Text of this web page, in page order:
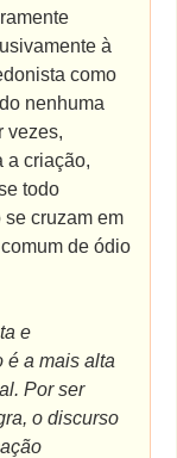
à
como
nenhuma
vezes,
a criação,
todo
cruzam em
de ódio
e
é a mais alta
Por ser
o discurso